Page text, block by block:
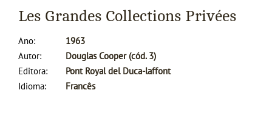
Les Grandes Collections Privées
Ano
1963
Autor
Douglas Cooper (cód. 3)
Editora
Pont Royal del Duca-laffont
Idioma
Francês